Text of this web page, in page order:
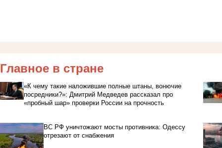
Главное в стране
«К чему такие наложившие полные штаны, вонючие
посредники?»: Дмитрий Медведев рассказал про
«пробный шар» проверки России на прочность
ВС РФ уничтожают мосты противника: Одессу
отрезают от снабжения